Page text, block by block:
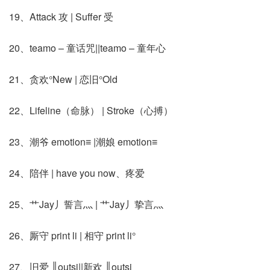
19、Attack 攻 | Suffer 受
20、teamo – 童话咒||teamo – 童年心
21、贪欢°New | 恋旧°Old
22、Lifeline（命脉） | Stroke（心搏）
23、潮爷 emotion≡ |潮娘 emotion≡
24、陪伴 | have you now、疼爱
25、艹Jay丿誓言灬 | 艹Jay丿挚言灬
26、厮守 print li | 相守 print li°
27、旧爱 ║outsi||新欢 ║outsi